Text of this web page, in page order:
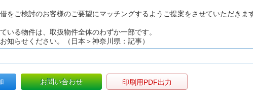
をご検討のお客様のご要望にマッチングするようご提案をさせていただきま
いる物件は、取扱物件全体のわずか一部です。
知らせください。（日本＞神奈川県：記事）
お問い合わせ 印刷用PDF出力